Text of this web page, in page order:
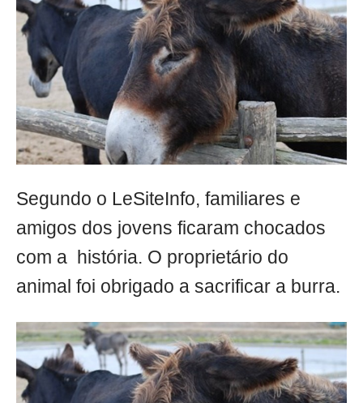
Segundo o LeSiteInfo, familiares e
amigos dos jovens ficaram chocados
com a história. O proprietário do
animal foi obrigado a sacrificar a burra.